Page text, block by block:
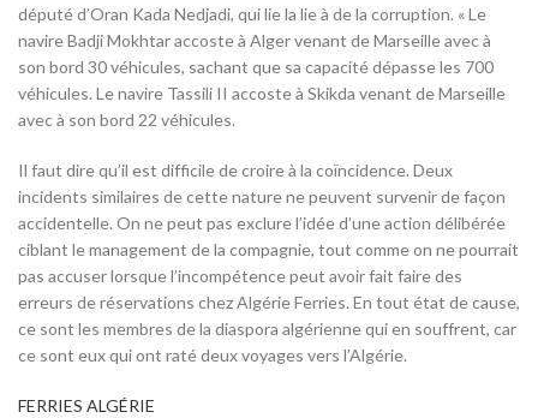
député d’Oran Kada Nedjadi, qui lie la lie à de la corruption. « Le
navire Badji Mokhtar accoste à Alger venant de Marseille avec à
son bord 30 véhicules, sachant que sa capacité dépasse les 700
véhicules. Le navire Tassili II accoste à Skikda venant de Marseille
avec à son bord 22 véhicules.
Il faut dire qu’il est difficile de croire à la coïncidence. Deux
incidents similaires de cette nature ne peuvent survenir de façon
accidentelle. On ne peut pas exclure l’idée d’une action délibérée
ciblant le management de la compagnie, tout comme on ne pourrait
pas accuser lorsque l’incompétence peut avoir fait faire des
erreurs de réservations chez Algérie Ferries. En tout état de cause,
ce sont les membres de la diaspora algérienne qui en souffrent, car
ce sont eux qui ont raté deux voyages vers l’Algérie.
FERRIES ALGÉRIE